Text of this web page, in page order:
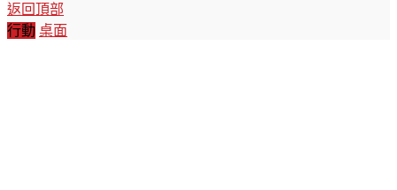
返回頂部
行動 桌面